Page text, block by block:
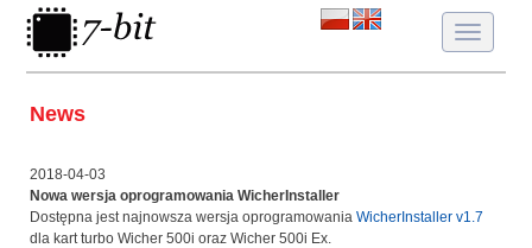
Toggle
News
2018-04-03
Nowa wersja oprogramowania WicherInstaller
Dostępna jest najnowsza wersja oprogramowaniaWicherInstaller v1.7
dla kart turbo Wicher 500i oraz Wicher 500i Ex.